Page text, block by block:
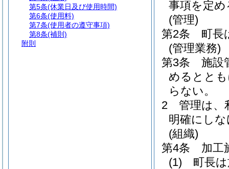
事項を定
(管理)
第2条
町長
(管理業務)
第3条
施設
めるとと
らない。
2
管理は、
明確にし
(組織)
第4条
加工
(1)
町長
第5条(休業日及び使用時間)
第6条(使用料)
第7条(使用者の遵守事項)
第8条(補則)
附則